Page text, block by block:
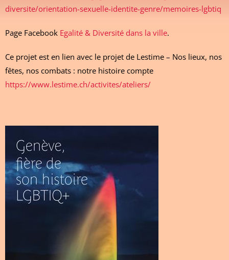
diversite/orientation-sexuelle-identite-genre/memoires-lgbtiq
Page Facebook Egalité & Diversité dans la ville.
Ce projet est en lien avec le projet de Lestime – Nos lieux, nos
fêtes, nos combats : notre histoire compte
https://www.lestime.ch/activites/ateliers/